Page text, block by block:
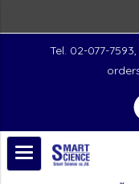
Tel. 02-077-